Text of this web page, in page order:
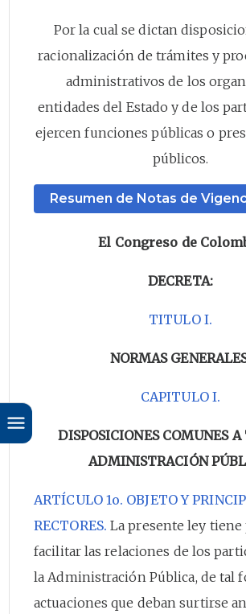
Por la cual se dictan
racionalización de trámites y
administrativos de los
entidades del Estado y de los
ejercen funciones públicas o
públicos.
Resumen de Notas de
El Congreso de
DECRETA:
TITULO I.
NORMAS
CAPITULO I.
DISPOSICIONES COMUNES
ADMINISTRACIÓN
ARTÍCULO 1o. OBJETO Y
RECTORES. La presente ley
facilitar las relaciones de los
la Administración Pública, de tal
actuaciones que deban surtirse